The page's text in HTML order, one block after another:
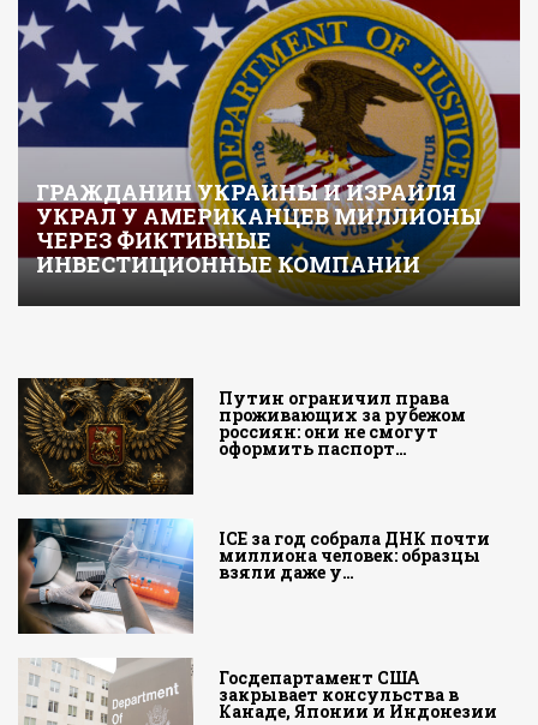
ГРАЖДАНИН УКРАИНЫ И ИЗРАИЛЯ
УКРАЛ У АМЕРИКАНЦЕВ МИЛЛИОНЫ
ЧЕРЕЗ ФИКТИВНЫЕ
ИНВЕСТИЦИОННЫЕ КОМПАНИИ
Путин ограничил права
проживающих за рубежом
россиян: они не смогут
оформить паспорт…
ICE за год собрала ДНК почти
миллиона человек: образцы
взяли даже у…
Госдепартамент США
закрывает консульства в
Канаде, Японии и Индонезии